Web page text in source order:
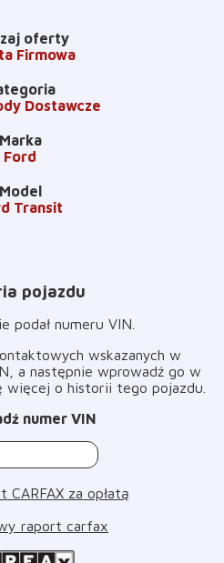
oferty
Firmowa
Dostawcze
Marka
Ford
Model
Transit
pojazdu
podał numeru VIN
wskazanych w
a następnie wprowadź go w
więcej o historii tego pojazdu
numer VIN
CARFAX za opłatą
raport carfax